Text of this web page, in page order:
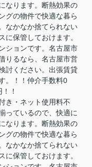
なります。断熱効果の
グの物件で快適な暮ら
なかなか捨てられない
に保管しておけます。
ションです。名古屋市
りるなら、名古屋市営
討ください。出張賃貸
。！！仲介手数料0
！
き・ネット使用料不
っているので、快適に
なります。断熱効果の
グの物件で快適な暮ら
なかなか捨てられない
に保管しておけます。